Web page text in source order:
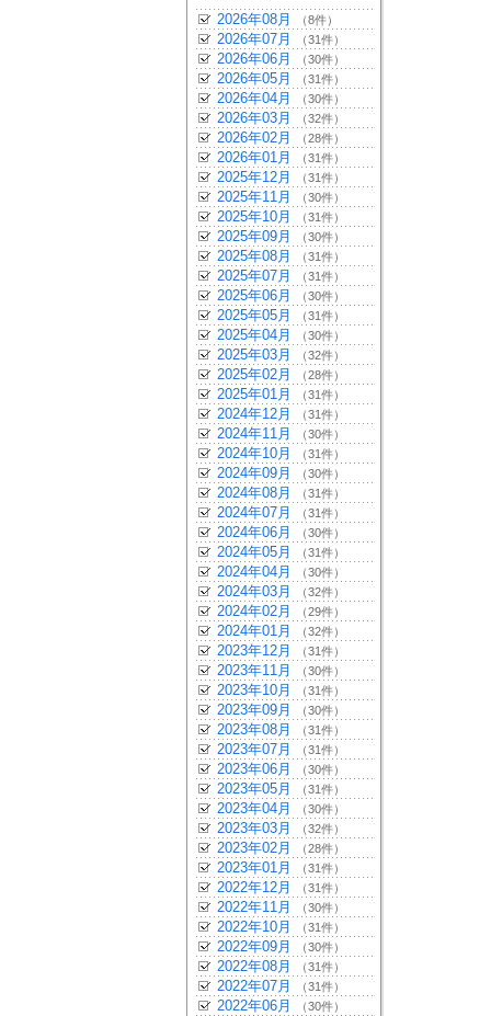
2026年08月 （8件）
2026年07月 （31件）
2026年06月 （30件）
2026年05月 （31件）
2026年04月 （30件）
2026年03月 （32件）
2026年02月 （28件）
2026年01月 （31件）
2025年12月 （31件）
2025年11月 （30件）
2025年10月 （31件）
2025年09月 （30件）
2025年08月 （31件）
2025年07月 （31件）
2025年06月 （30件）
2025年05月 （31件）
2025年04月 （30件）
2025年03月 （32件）
2025年02月 （28件）
2025年01月 （31件）
2024年12月 （31件）
2024年11月 （30件）
2024年10月 （31件）
2024年09月 （30件）
2024年08月 （31件）
2024年07月 （31件）
2024年06月 （30件）
2024年05月 （31件）
2024年04月 （30件）
2024年03月 （32件）
2024年02月 （29件）
2024年01月 （32件）
2023年12月 （31件）
2023年11月 （30件）
2023年10月 （31件）
2023年09月 （30件）
2023年08月 （31件）
2023年07月 （31件）
2023年06月 （30件）
2023年05月 （31件）
2023年04月 （30件）
2023年03月 （32件）
2023年02月 （28件）
2023年01月 （31件）
2022年12月 （31件）
2022年11月 （30件）
2022年10月 （31件）
2022年09月 （30件）
2022年08月 （31件）
2022年07月 （31件）
2022年06月 （30件）